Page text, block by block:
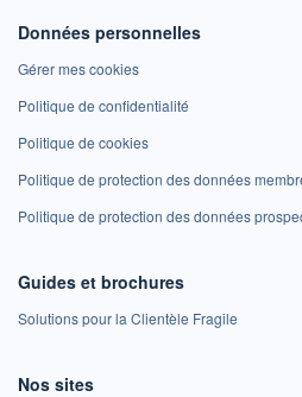
Données personnelles
Gérer mes cookies
Politique de confidentialité
Politique de cookies
Politique de protection des données
Politique de protection des données
Guides et brochures
Solutions pour la Clientèle Fragile
Nos sites